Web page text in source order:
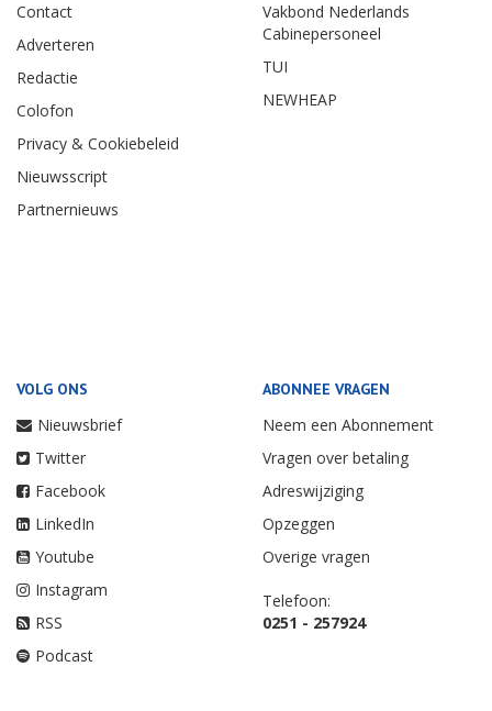
Contact
Adverteren
Redactie
Colofon
Privacy & Cookiebeleid
Nieuwsscript
Partnernieuws
Vakbond Nederlands
Cabinepersoneel
TUI
NEWHEAP
VOLG ONS
Nieuwsbrief
Twitter
Facebook
LinkedIn
Youtube
Instagram
RSS
Podcast
ABONNEE VRAGEN
Neem een Abonnement
Vragen over betaling
Adreswijziging
Opzeggen
Overige vragen
Telefoon:
0251 - 257924